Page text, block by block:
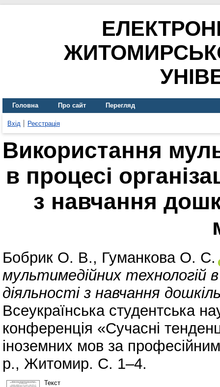
Головна Про сайт Перегляд
Вхід Реєстрація
Використання
в процесі
з навчання
Бобрик О. В., Гуманкова О. С.
мультимедійних технологій в
діяльності з навчання
Всеукраїнська студентська
конференція «Сучасні
іноземних мов за
р., Житомир. С. 1–4.
Текст